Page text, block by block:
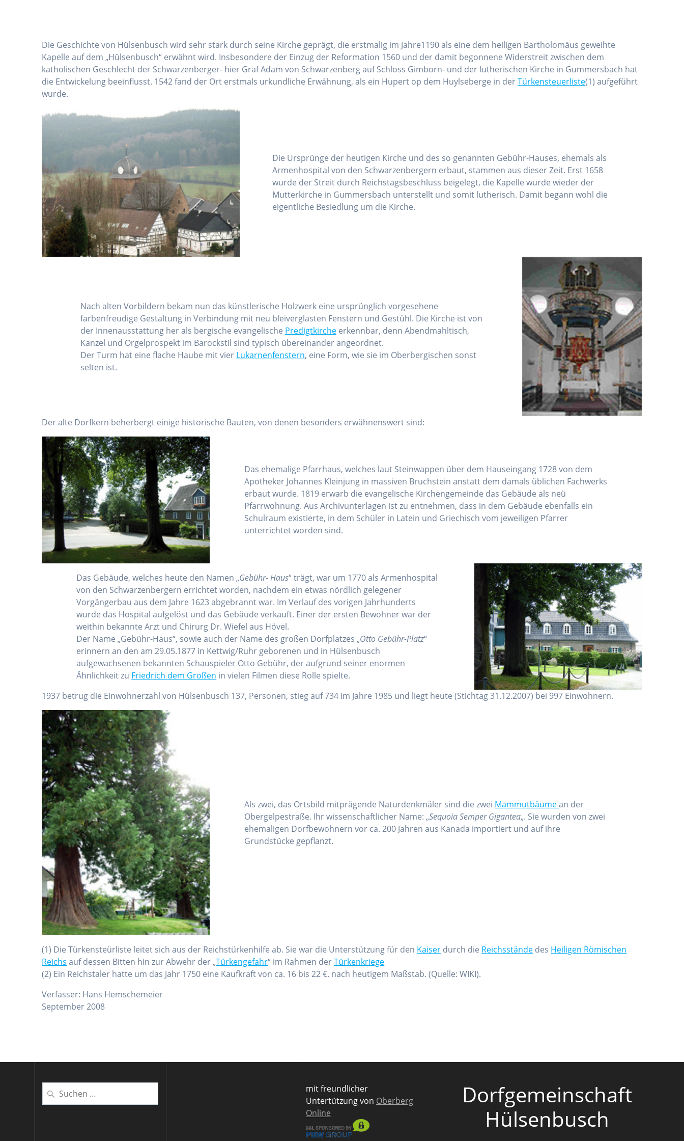
Die Geschichte von Hülsenbusch wird sehr stark durch seine Kirche geprägt, die erstmalig im Jahre1190 als eine dem heiligen Bartholomäus geweihte
Kapelle auf dem „Hülsenbusch“ erwähnt wird. Insbesondere der Einzug der Reformation 1560 und der damit begonnene Widerstreit zwischen dem
katholischen Geschlecht der Schwarzenberger- hier Graf Adam von Schwarzenberg auf Schloss Gimborn- und der lutherischen Kirche in Gummersbach hat
die Entwickelung beeinflusst. 1542 fand der Ort erstmals urkundliche Erwähnung, als ein Hupert op dem Huylseberge in derTürkensteuerliste(1) aufgeführt
wurde.
Die Ursprünge der heutigen Kirche und des so genannten Gebühr-Hauses, ehemals als
Armenhospital von den Schwarzenbergern erbaut, stammen aus dieser Zeit. Erst 1658
wurde der Streit durch Reichstagsbeschluss beigelegt, die Kapelle wurde wieder der
Mutterkirche in Gummersbach unterstellt und somit lutherisch. Damit begann wohl die
eigentliche Besiedlung um die Kirche.
Nach alten Vorbildern bekam nun das künstlerische Holzwerk eine ursprünglich vorgesehene
farbenfreudige Gestaltung in Verbindung mit neu bleiverglasten Fenstern und Gestühl. Die Kirche ist von
der Innenausstattung her als bergische evangelische Predigtkircheerkennbar, denn Abendmahltisch,
Kanzel und Orgelprospekt im Barockstil sind typisch übereinander angeordnet.
Der Turm hat eine flache Haube mit vier Lukarnenfenstern, eine Form, wie sie im Oberbergischen sonst
selten ist.
Der alte Dorfkern beherbergt einige historische Bauten, von denen besonders erwähnenswert sind:
Das ehemalige Pfarrhaus, welches laut Steinwappen über dem Hauseingang 1728 von dem
Apotheker Johannes Kleinjung in massiven Bruchstein anstatt dem damals üblichen Fachwerks
erbaut wurde. 1819 erwarb die evangelische Kirchengemeinde das Gebäude als neü
Pfarrwohnung. Aus Archivunterlagen ist zu entnehmen, dass in dem Gebäude ebenfalls ein
Schulraum existierte, in dem Schüler in Latein und Griechisch vom jeweiligen Pfarrer
unterrichtet worden sind.
Das Gebäude, welches heute den Namen „Gebühr- Haus“ trägt, war um 1770 als Armenhospital
von den Schwarzenbergern errichtet worden, nachdem ein etwas nördlich gelegener
Vorgängerbau aus dem Jahre 1623 abgebrannt war. Im Verlauf des vorigen Jahrhunderts
wurde das Hospital aufgelöst und das Gebäude verkauft. Einer der ersten Bewohner war der
weithin bekannte Arzt und Chirurg Dr. Wiefel aus Hövel.
Der Name „Gebühr-Haus“, sowie auch der Name des großen Dorfplatzes „Otto Gebühr-Platz“
erinnern an den am 29.05.1877 in Kettwig/Ruhr geborenen und in Hülsenbusch
aufgewachsenen bekannten Schauspieler Otto Gebühr, der aufgrund seiner enormen
Ähnlichkeit zu Friedrich dem Großen in vielen Filmen diese Rolle spielte.
1937 betrug die Einwohnerzahl von Hülsenbusch 137, Personen, stieg auf 734 im Jahre 1985 und liegt heute (Stichtag 31.12.2007) bei 997 Einwohnern.
Als zwei, das Ortsbild mitprägende Naturdenkmäler sind die zwei Mammutbäumean der
Obergelpestraße. Ihr wissenschaftlicher Name: „Sequoia Semper Gigantea„. Sie wurden von zwei
ehemaligen Dorfbewohnern vor ca. 200 Jahren aus Kanada importiert und auf ihre
Grundstücke gepflanzt.
(1) Die Türkensteürliste leitet sich aus der Reichstürkenhilfe ab. Sie war die Unterstützung für den Kaiser durch die Reichsstände des Heiligen Römischen
Reichs auf dessen Bitten hin zur Abwehr der „Türkengefahr“ im Rahmen derTürkenkriege
(2) Ein Reichstaler hatte um das Jahr 1750 eine Kaufkraft von ca. 16 bis 22 €. nach heutigem Maßstab. (Quelle: WIKI).
Verfasser: Hans Hemschemeier
September 2008
Suchen
nach:
mit freundlicher
Untertützung von Oberberg
Online
Dorfgemeinschaft
Hülsenbusch